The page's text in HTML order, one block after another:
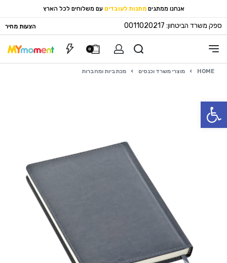
פתח סרגל נגישות
אנחנו ממתגים מתנות לעובדים עם משלוחים לכל הארץ
ספק משרד הביטחון: 0011020217 הצעות מחיר
0
HOME
› מוצרי משרד וכנסים › מכתביות ומחברות